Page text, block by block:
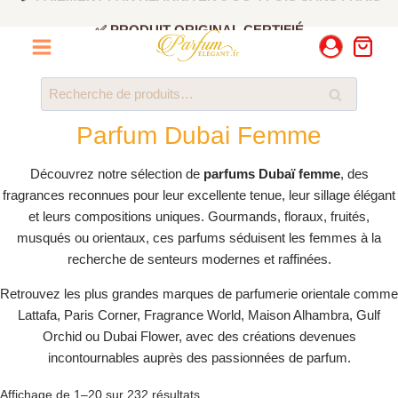
contenu
✅ PRODUIT ORIGINAL CERTIFIÉ
💳 PAIEMENT PAR KLARNA EN 3 OU 4 FOIS SANS FRAIS
Recherche
pour :
Recherche
Parfum Dubai Femme
Découvrez notre sélection de parfums Dubaï femme, des
fragrances reconnues pour leur excellente tenue, leur sillage élégant
et leurs compositions uniques. Gourmands, floraux, fruités,
musqués ou orientaux, ces parfums séduisent les femmes à la
recherche de senteurs modernes et raffinées.
Retrouvez les plus grandes marques de parfumerie orientale comme
Lattafa, Paris Corner, Fragrance World, Maison Alhambra, Gulf
Orchid ou Dubai Flower, avec des créations devenues
incontournables auprès des passionnées de parfum.
Affichage de 1–20 sur 232 résultatsTrié